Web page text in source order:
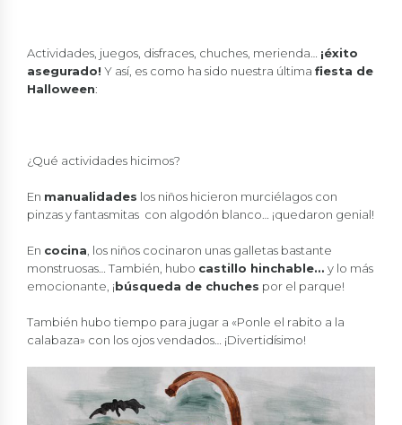
Actividades, juegos, disfraces, chuches, merienda… ¡éxito
asegurado! Y así, es como ha sido nuestra última fiesta de
Halloween:
¿Qué actividades hicimos?
En manualidades los niños hicieron murciélagos con
pinzas y fantasmitas con algodón blanco… ¡quedaron genial!
En cocina , los niños cocinaron unas galletas bastante
monstruosas… También, hubo castillo hinchable… y lo más
emocionante, ¡búsqueda de chuches por el parque!
También hubo tiempo para jugar a «Ponle el rabito a la
calabaza» con los ojos vendados… ¡Divertidísimo!